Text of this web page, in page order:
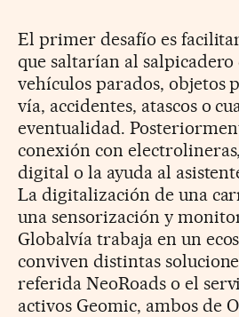
El primer desafío es
que saltarían al salpicadero
vehículos parados, objetos
vía, accidentes, atascos o
eventualidad.
conexión con
digital o la ayuda al
La digitalización de una
una sensorización y
Globalvía trabaja en un
conviven distintas
referida NeoRoads o el
activos Geomic, ambos de